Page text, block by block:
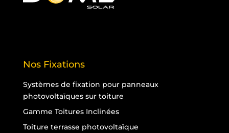
Nos Fixations
Systèmes de fixation pour panneaux
photovoltaïques sur toiture
Gamme Toitures Inclinées
Toiture terrasse photovoltaïque